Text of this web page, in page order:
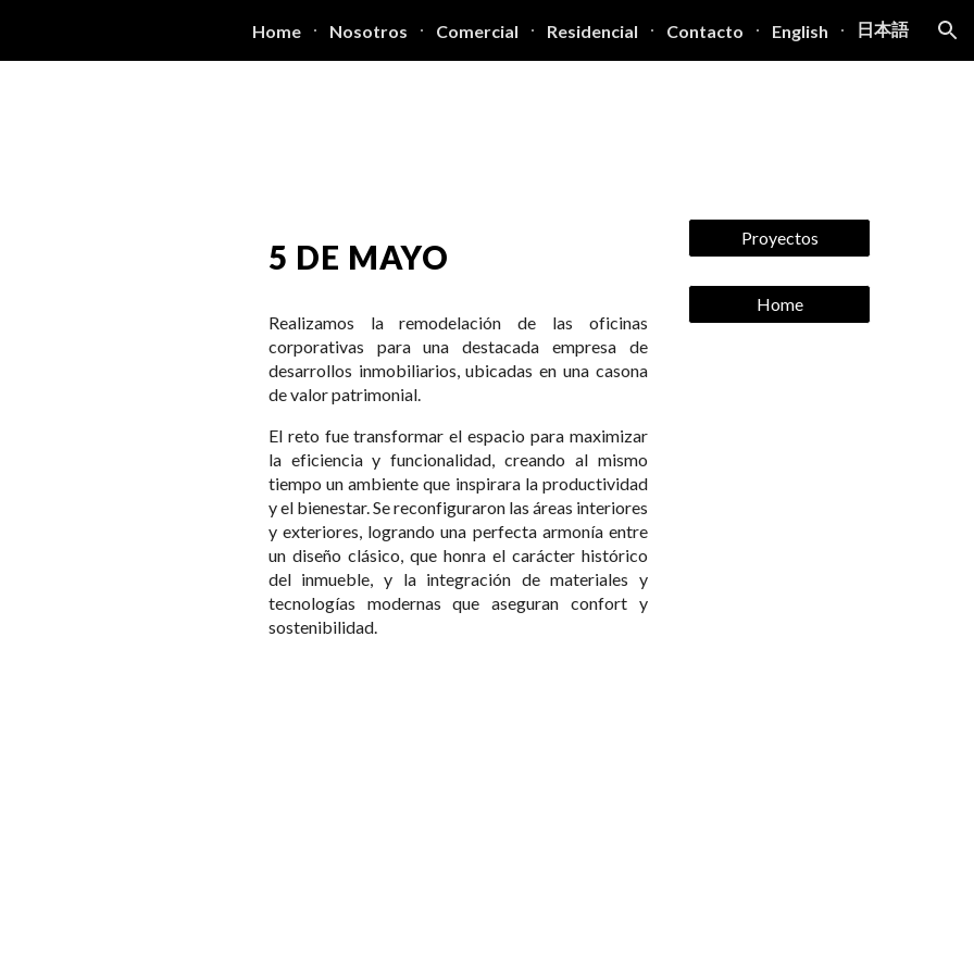
Skip to navigation
Home Nosotros Comercial Residencial Contacto English 日本語
5 DE MAYO
Realizamos la remodelación de las oficinas
corporativas para una destacada empresa de
desarrollos inmobiliarios, ubicadas en una casona
de valor patrimonial.
El reto fue transformar el espacio para maximizar
la eficiencia y funcionalidad, creando al mismo
tiempo un ambiente que inspirara la productividad
y el bienestar. Se reconfiguraron las áreas interiores
y exteriores, logrando una perfecta armonía entre
un diseño clásico, que honra el carácter histórico
del inmueble, y la integración de materiales y
tecnologías modernas que aseguran confort y
sostenibilidad.
Proyectos
Home